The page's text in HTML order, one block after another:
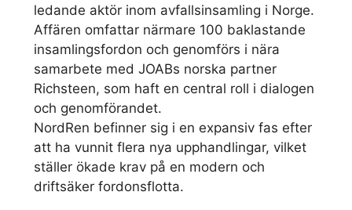
ledande aktör inom avfallsinsamling i Norge.
Affären omfattar närmare 100 baklastande
insamlingsfordon och genomförs i nära
samarbete med JOABs norska partner
Richsteen, som haft en central roll i dialogen
och genomförandet.
NordRen befinner sig i en expansiv fas efter
att ha vunnit flera nya upphandlingar, vilket
ställer ökade krav på en modern och
driftsäker fordonsflotta.